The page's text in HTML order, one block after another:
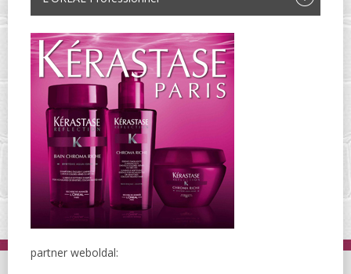
partner weboldal: